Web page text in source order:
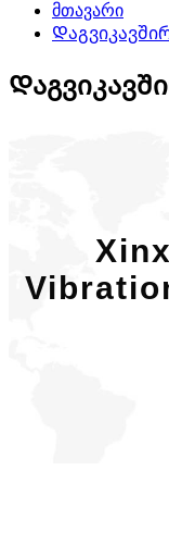
მთავარი